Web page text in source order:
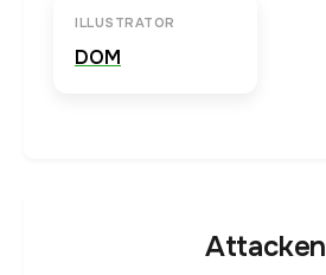
ILLUSTRATOR
DOM
Attacken